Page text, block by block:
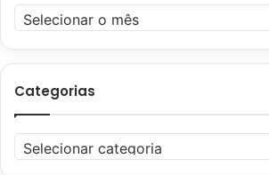
Arquivos
Categorias
Categorias